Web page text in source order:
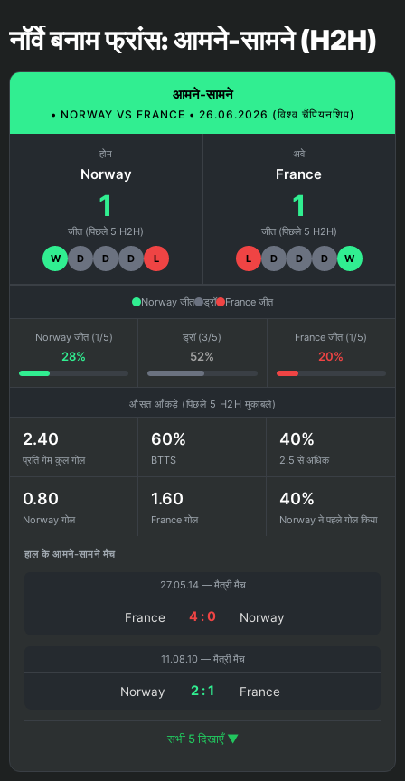
नॉर्वे बनाम फ्रांस: आमने-सामने (H2H)
आमने-सामने
• NORWAY VS FRANCE • 26.06.2026 (विश्व चैंपियनशिप)
होम
Norway
1
जीत (पिछले 5 H2H)
W D D D L
अवे
France
1
जीत (पिछले 5 H2H)
L D D D W
Norway जीत ड्रॉ France जीत
Norway जीत (1/5)
28%
ड्रॉ (3/5)
52%
France जीत (1/5)
20%
औसत आँकड़े (पिछले 5 H2H मुकाबले)
2.40
प्रति गेम कुल गोल
60%
BTTS
40%
2.5 से अधिक
0.80
Norway गोल
1.60
France गोल
40%
Norway ने पहले गोल किया
हाल के आमने-सामने मैच
27.05.14 — मैत्री मैच
France 4 : 0 Norway
11.08.10 — मैत्री मैच
Norway 2 : 1 France
सभी 5 दिखाएँ ▼